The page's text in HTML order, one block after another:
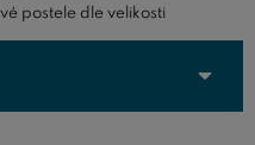
postele dle velikosti